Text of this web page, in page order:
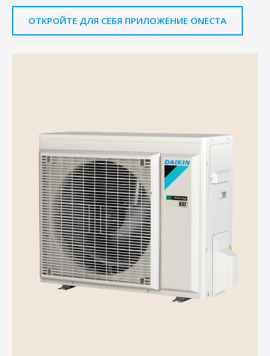
ОТКРОЙТЕ ДЛЯ СЕБЯ ПРИЛОЖЕНИЕ ONECTA